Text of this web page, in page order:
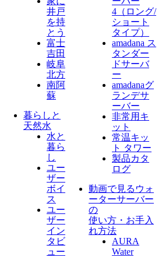
井戸
を持
とう
富士
吉田
岐阜
北方
南阿
蘇
暮らしと
天然水
水と
暮ら
し
ユー
ザー
ボイ
ス
ユー
ザー
イン
タビ
ュー
4（ロング/
ショート
タイプ）
amadana ス
タンダー
ドサーバ
ー
amadanaグ
ランデサ
ーバー
非常用キ
ット
常温キッ
ト タワー
製品カタ
ログ
動画で見るウォ
ーターサーバー
の
使い方・お手入
れ方法
AURA
Water